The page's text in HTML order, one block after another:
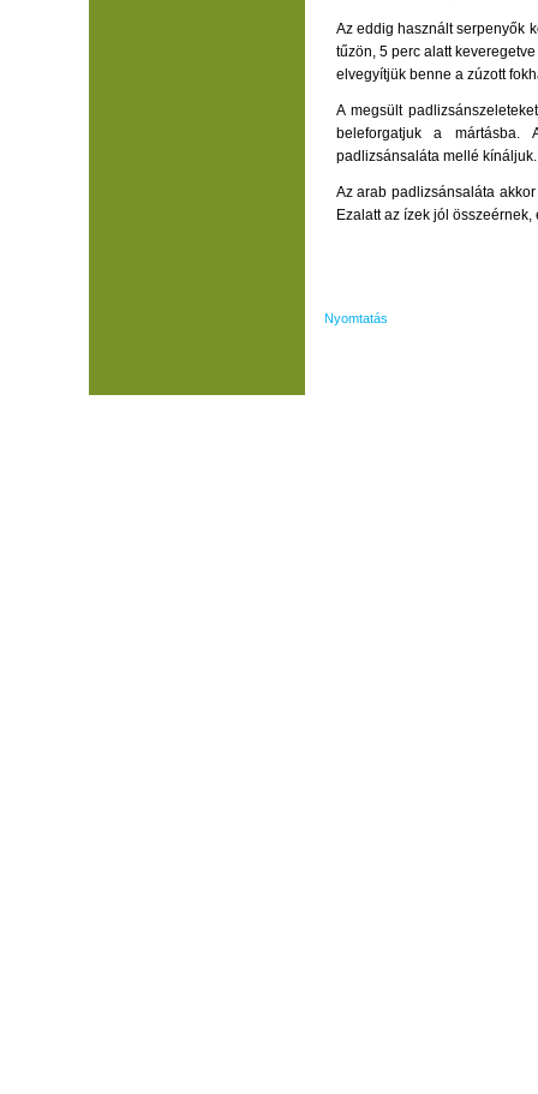
Az eddig használt serpenyők
tűzön, 5 perc alatt
elvegyítjük benne a zúzott
A megsült
beleforgatjuk a
padlizsánsaláta mellé kínáljuk.
Az arab padlizsánsaláta
Ezalatt az ízek jól
Nyomtatás